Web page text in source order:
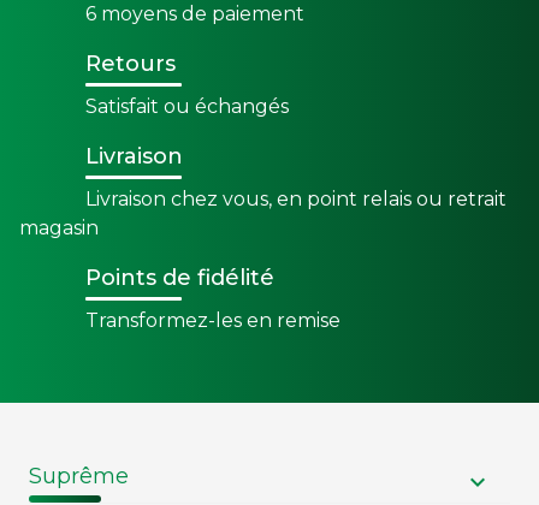
6 moyens de paiement
Retours
Satisfait ou échangés
Livraison
Livraison chez vous, en point relais ou retrait
magasin
Points de fidélité
Transformez-les en remise
Suprême